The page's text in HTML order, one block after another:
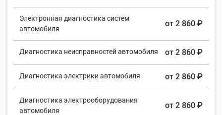
Электронная диагностика систем
автомобиля
от 2 860 ₽
Диагностика неисправностей автомобиля от 2 860 ₽
Диагностика электрики автомобиля от 2 860 ₽
Диагностика электрооборудования
автомобиля
от 2 860 ₽